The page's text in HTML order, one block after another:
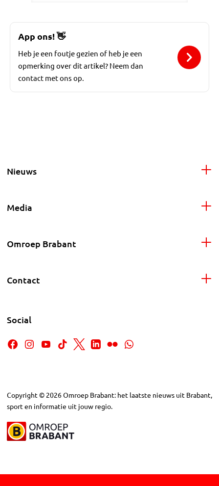
App ons!👋
Heb je een foutje gezien of heb je een
opmerking over dit artikel? Neem dan
contact met ons op.
Nieuws
Media
Omroep Brabant
Contact
Social
Copyright © 2026Omroep Brabant: het laatste nieuws uit Brabant,
sport en informatie uit jouw regio.